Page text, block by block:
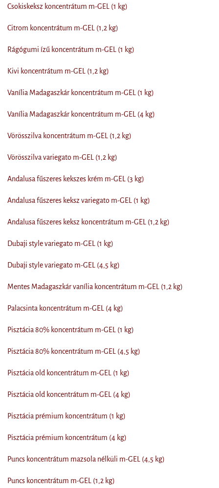
Csokiskeksz koncentrátum m-GEL (1 kg)
Citrom koncentrátum m-GEL (1,2 kg)
Rágógumi ízű koncentrátum m-GEL (1 kg)
Kivi koncentrátum m-GEL (1,2 kg)
Vanília Madagaszkár koncentrátum m-GEL (1 kg)
Vanília Madagaszkár koncentrátum m-GEL (4 kg)
Vörösszilva koncentrátum m-GEL (1,2 kg)
Vörösszilva variegato m-GEL (1,2 kg)
Andalusa fűszeres kekszes krém m-GEL (3 kg)
Andalusa fűszeres keksz variegato m-GEL (1 kg)
Andalusa fűszeres keksz koncentrátum m-GEL (1,2 kg)
Dubaji style variegato m-GEL (1 kg)
Dubaji style variegato m-GEL (4,5 kg)
Mentes Madagaszkár vanília koncentrátum m-GEL (1,2 kg)
Palacsinta koncentrátum m-GEL (4 kg)
Pisztácia 80% koncentrátum m-GEL (1 kg)
Pisztácia 80% koncentrátum m-GEL (4,5 kg)
Pisztácia old koncentrátum m-GEL (1 kg)
Pisztácia old koncentrátum m-GEL (4 kg)
Pisztácia prémium koncentrátum (1 kg)
Pisztácia prémium koncentrátum (4 kg)
Puncs koncentrátum mazsola nélküli m-GEL (4,5 kg)
Puncs koncentrátum m-GEL (1,2 kg)